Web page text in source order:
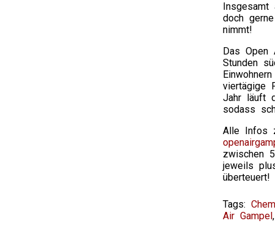
Insgesamt
doch
nimmt!
Das Open
Stunden
viertägige
Jahr läuft
sodass
Alle Infos
zwischen
jeweils
überteuert!
Tags:
Air Gampel